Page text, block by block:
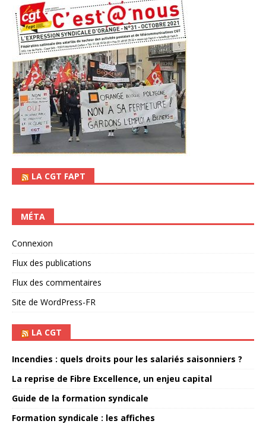
LA CGT FAPT
MÉTA
Connexion
Flux des publications
Flux des commentaires
Site de WordPress-FR
LA CGT
Incendies : quels droits pour les salariés saisonniers ?
La reprise de Fibre Excellence, un enjeu capital
Guide de la formation syndicale
Formation syndicale : les affiches